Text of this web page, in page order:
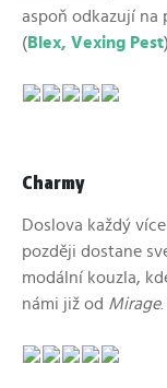
aspoň odkazují na
(Blex, Vexing Pest
Charmy
Doslova každý
později dostane
modální kouzla,
námi již od Mirage